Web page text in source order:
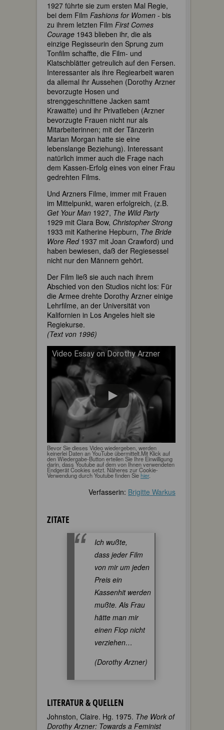
1927 führte sie zum ersten Mal Regie,
bei dem Film Fashions for Women - bis
zu ihrem letzten Film First Comes
Courage 1943 blieben ihr, die als
einzige Regisseurin den Sprung zum
Tonfilm schaffte, die Film- und
Klatschblätter getreulich auf den Fersen.
Interessanter als ihre Regiearbeit waren
da allemal ihr Aussehen (Dorothy Arzner
bevorzugte Hosen und
strenggeschnittene Jacken samt
Krawatte) und ihr Privatleben (Arzner
bevorzugte Frauen nicht nur als
Mitarbeiterinnen; mit der Tänzerin
Marian Morgan hatte sie eine
lebenslange Beziehung). Interessant
natürlich immer auch die Frage nach
dem Kassen-Erfolg eines von einer Frau
gedrehten Films.
Und Arzners Filme, immer mit Frauen
im Mittelpunkt, waren erfolgreich, (z.B.
Get Your Man 1927, The Wild Party
1929 mit Clara Bow, Christopher Strong
1933 mit Katherine Hepburn, The Bride
Wore Red1937 mit Joan Crawford) und
haben bewiesen, daß der Regiesessel
nicht nur den Männern gehört.
Der Film ließ sie auch nach ihrem
Abschied von den Studios nicht los: Für
die Armee drehte Dorothy Arzner einige
Lehrfilme, an der Universität von
Kalifornien in Los Angeles hielt sie
Regiekurse.
(Text von 1996)
Video Essay on Dorothy Arzner
Bevor Sie dieses Video wiedergeben, werden
keinerlei Daten an YouTube übermittelt.Mit Klick auf
den Wiedergabe-Button erteilen Sie Ihre Einwilligung
darin, dass Youtube auf dem von Ihnen verwendeten
Endgerät Cookies setzt. Näheres zur Cookie-
Verwendung durch Youtube finden Siehier.
Verfasserin: Brigitte Warkus
ZITATE
Ich wußte,
dass jeder Film
von mir um jeden
Preis ein
Kassenhit werden
mußte. Als Frau
hätte man mir
einen Flop nicht
verziehen…
(Dorothy Arzner)
LITERATUR & QUELLEN
Johnston, Claire. Hg. 1975. The Work of
Dorothy Arzner: Towards a Feminist